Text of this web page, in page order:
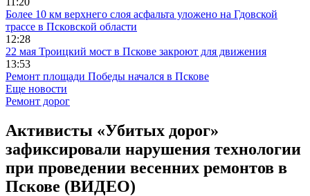
Более 10 км верхнего слоя асфальта уложено на Гдовской
трассе в Псковской области
12:28
22 мая Троицкий мост в Пскове закроют для движения
13:53
Ремонт площади Победы начался в Пскове
Еще новости
Ремонт дорог
Активисты «Убитых дорог»
зафиксировали нарушения технологии
при проведении весенних ремонтов в
Пскове (ВИДЕО)